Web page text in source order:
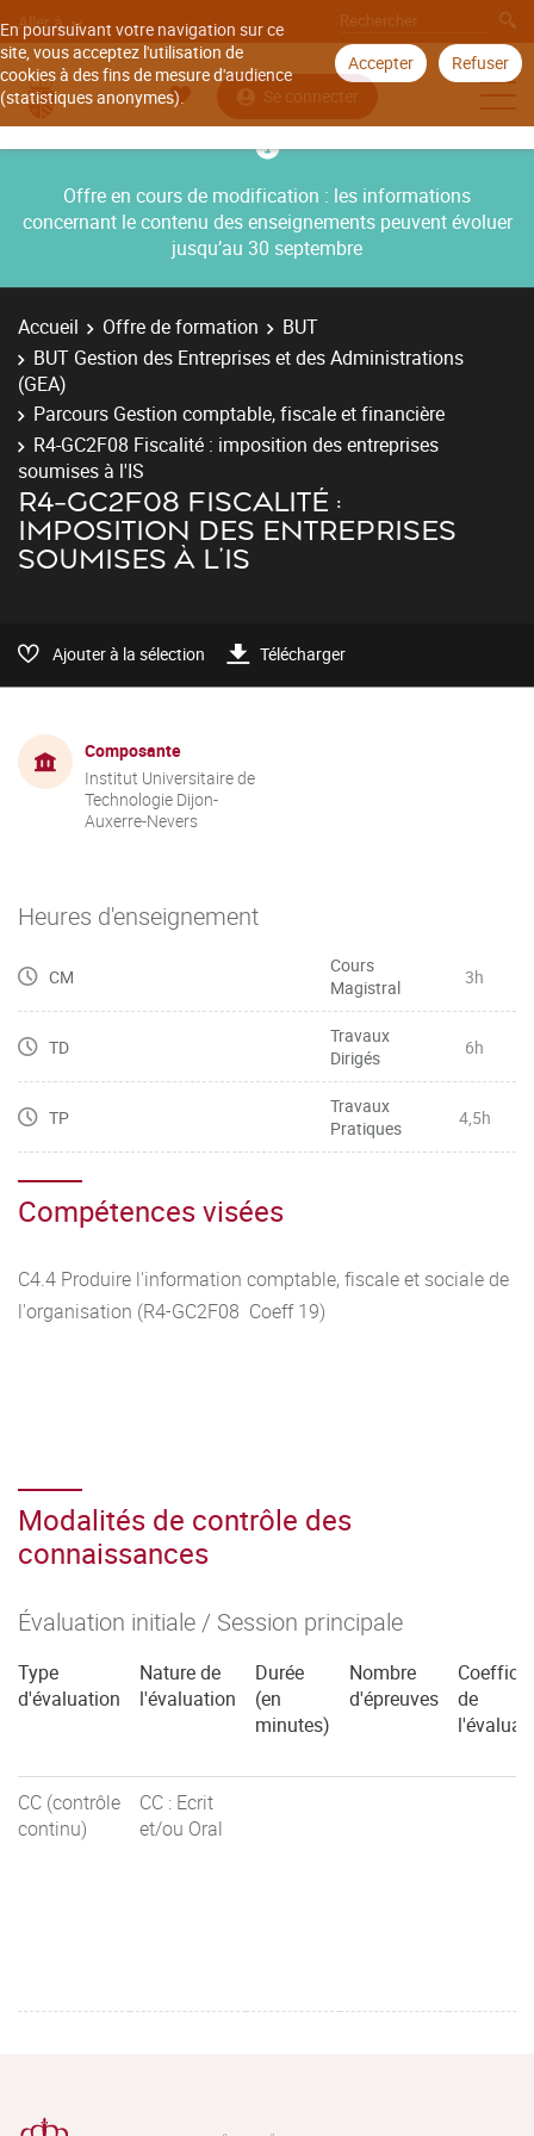
En poursuivant votre navigation sur ce
site, vous acceptez l'utilisation de
cookies à des fins de mesure d'audience
(statistiques anonymes).
Accepter Refuser
Aller à
Se connecter
Offre en cours de modification : les informations
concernant le contenu des enseignements peuvent évoluer
jusqu’au 30 septembre
Accueil Offre de formation
BUT
BUT Gestion des Entreprises et des Administrations
(GEA)
Parcours Gestion comptable, fiscale et financière
R4-GC2F08 Fiscalité : imposition des entreprises
soumises à l'IS
R4-GC2F08 FISCALITÉ :
IMPOSITION DES ENTREPRISES
SOUMISES À L'IS
Ajouter à la sélection Télécharger
Composante
Institut Universitaire de
Technologie Dijon-
Auxerre-Nevers
Heures d'enseignement
CM
Cours
Magistral
3h
TD
Travaux
Dirigés
6h
TP
Travaux
Pratiques
4,5h
Compétences visées
C4.4 Produire l'information comptable, fiscale et sociale de
l'organisation (R4-GC2F08 Coeff 19)
Modalités de contrôle des
connaissances
Évaluation initiale / Session principale
Type
d'évaluation
Nature de
l'évaluation
Durée
(en
minutes)
Nombre
d'épreuves
de
CC (contrôle
continu)
CC : Ecrit
et/ou Oral